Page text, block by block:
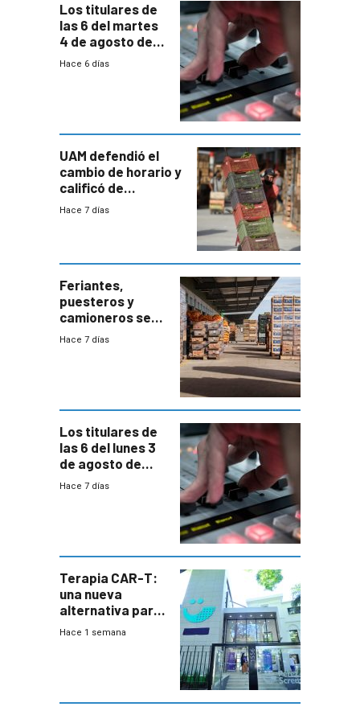
Los titulares de
las 6 del martes
4 de agosto de
2026
Hace 6 días
UAM defendió el
cambio de horario y
calificó de
“desproporcionado”
Hace 7 días
Feriantes,
puesteros y
camioneros se
movilizaron en
Hace 7 días
Los titulares de
las 6 del lunes 3
de agosto de
2026
Hace 7 días
Terapia CAR-T:
una nueva
alternativa para
niños y
Hace 1 semana